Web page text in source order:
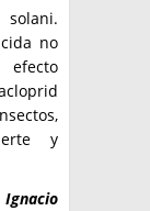
no
efecto
y